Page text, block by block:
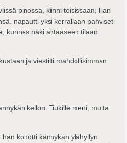
pinossa, kiinni toisissaan, liian
napautti yksi kerrallaan pahviset
kunnes näki ahtaaseen tilaan
ja viestitti mahdollisimman
kellon. Tiukille meni, mutta
kohotti kännykän ylähyllyn